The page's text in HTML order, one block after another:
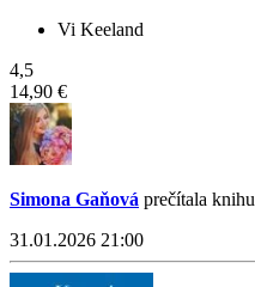
Vi Keeland
4,5
14,90 €
Simona Gaňová prečítala knihu
31.01.2026 21:00